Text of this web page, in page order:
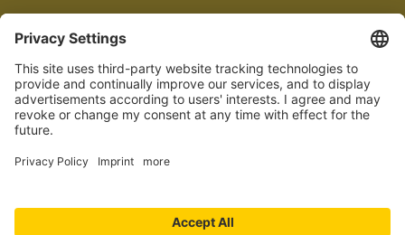
Informationen
Barrierefreiheit
Wir bemühen uns, unsere Website barrierefrei zu gestalten.
Einige Inhalte und Funktionen sind derzeit jedoch noch nicht
vollständig zugänglich. Wenn Sie auf Barrieren stoßen oder Hilfe
benötigen, kontaktieren Sie uns bitte unter service[at]knutzen.de.
Vertrag widerrufen
© 2026 TEBOLO